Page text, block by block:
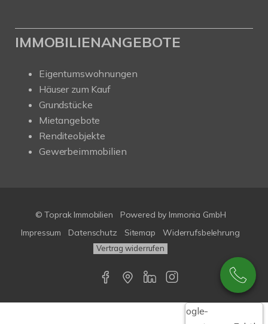
IMMOBILIENANGEBOTE
Eigentumswohnungen
Häuser zum Kauf
Grundstücke
Mietangebote
Renditeobjekte
Gewerbeimmobilien
© Toprak Immobilien
Powered by Immonia GmbH
Impressum
Datenschutz Sitemap Widerrufsbelehrung
Vertrag widerrufen
Google-